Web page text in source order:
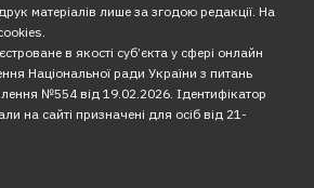
матеріалів лише за згодою редакції. На
в якості суб’єкта у сфері онлайн
Національної ради України з питань
№554 від 19.02.2026. Ідентифікатор
на сайті призначені для осіб від 21-